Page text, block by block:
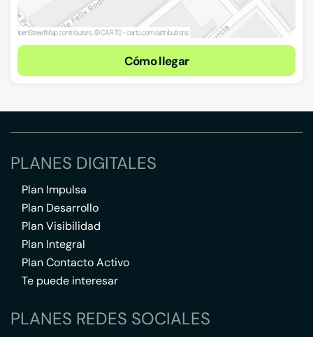
Cómo llegar
PLANES DIGITALES
Plan Impulsa
Plan Desarrollo
Plan Visibilidad
Plan Integral
Plan Contacto Activo
Te puede interesar
PLANES REDES SOCIALES